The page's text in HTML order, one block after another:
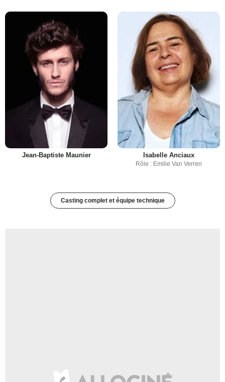
Jean-Baptiste Maunier Isabelle Anciaux
Rôle : Emilie Van Verren
Casting complet et équipe technique